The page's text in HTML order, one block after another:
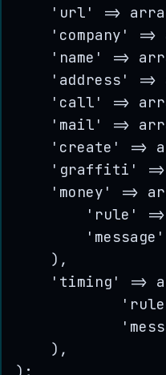
' url ' =>
' company ' =>
' name ' =>
' address ' =>
' call ' =>
' mail ' =>
' create ' =>
' graffiti ' =>
' money ' =>
' rule ' =>
' message '
),
' timing ' =>
' rule
'
),
);